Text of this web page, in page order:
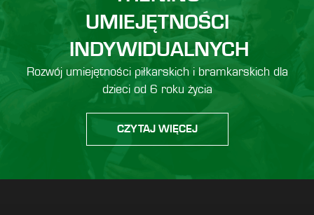
UMIEJĘTNOŚCI
INDYWIDUALNYCH
Rozwój umiejętności piłkarskich i bramkarskich dla
dzieci od 6 roku życia
CZYTAJ WIĘCEJ